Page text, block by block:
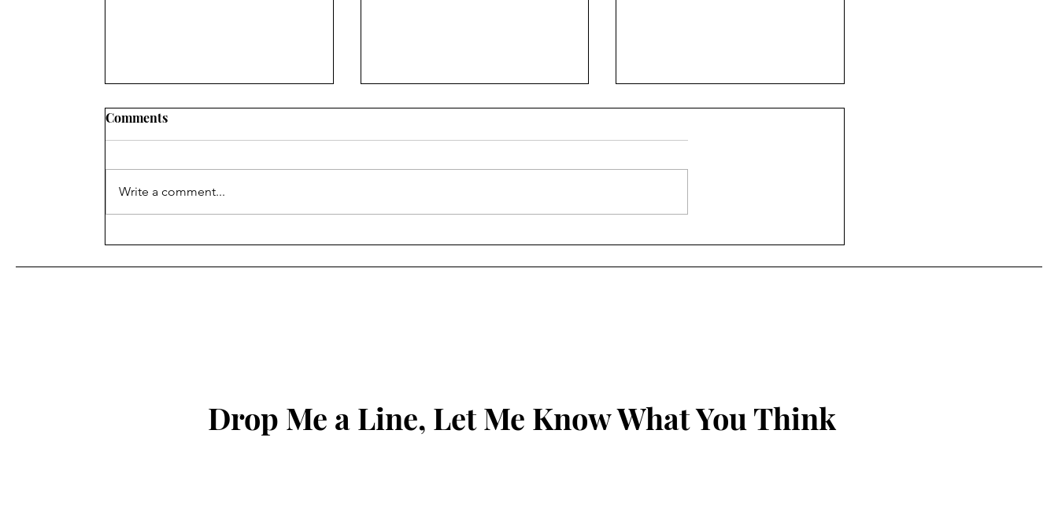
Comments
Write a comment...
Drop Me a Line, Let Me Know What You Think